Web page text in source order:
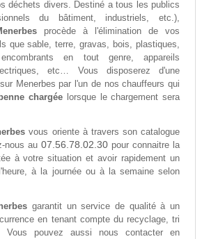
déchets divers. Destiné a tous les publics
du bâtiment, industriels, etc.),
procède à l'élimination de vos
que sable, terre, gravas, bois, plastiques,
en tout genre, appareils
etc… Vous disposerez d'une
Menerbes par l'un de nos chauffeurs qui
benne chargée lorsque le chargement sera
vous oriente à travers son catalogue
nous au 07.56.78.02.30 pour connaitre la
à votre situation et avoir rapidement un
à la journée ou à la semaine selon
garantit un service de qualité à un
en tenant compte du recyclage, tri
Vous pouvez aussi nous contacter en